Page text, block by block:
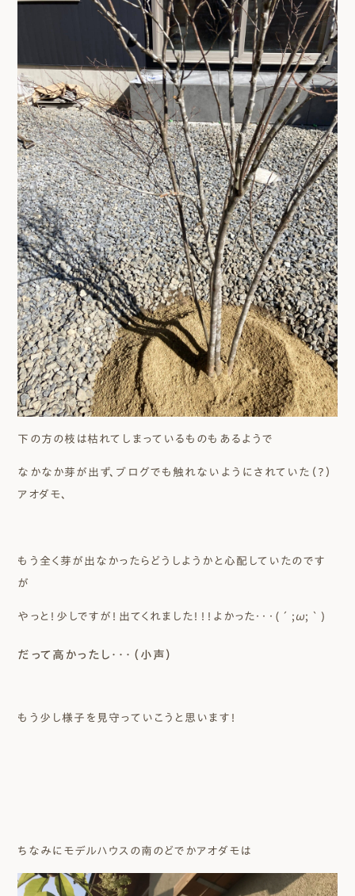
下の方の枝は枯れてしまっているものもあるようで
なかなか芽が出ず、ブログでも触れないようにされていた（？）
アオダモ、
もう全く芽が出なかったらどうしようかと心配していたのです
が
やっと！少しですが！出てくれました！！！よかった・・・(´;ω;｀)
だって高かったし・・・（小声）
もう少し様子を見守っていこうと思います！
ちなみにモデルハウスの南のどでかアオダモは